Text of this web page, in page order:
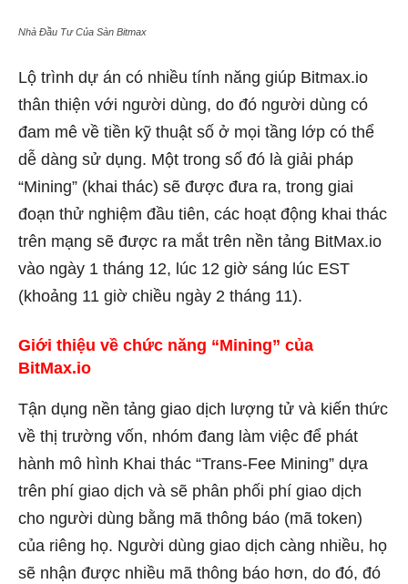
Nhà Đầu Tư Của Sàn Bitmax
Lộ trình dự án có nhiều tính năng giúp Bitmax.io
thân thiện với người dùng, do đó người dùng có
đam mê về tiền kỹ thuật số ở mọi tầng lớp có thể
dễ dàng sử dụng. Một trong số đó là giải pháp
“Mining” (khai thác) sẽ được đưa ra, trong giai
đoạn thử nghiệm đầu tiên, các hoạt động khai thác
trên mạng sẽ được ra mắt trên nền tảng BitMax.io
vào ngày 1 tháng 12, lúc 12 giờ sáng lúc EST
(khoảng 11 giờ chiều ngày 2 tháng 11).
Giới thiệu về chức năng “Mining” của
BitMax.io
Tận dụng nền tảng giao dịch lượng tử và kiến thức
về thị trường vốn, nhóm đang làm việc để phát
hành mô hình Khai thác “Trans-Fee Mining” dựa
trên phí giao dịch và sẽ phân phối phí giao dịch
cho người dùng bằng mã thông báo (mã token)
của riêng họ. Người dùng giao dịch càng nhiều, họ
sẽ nhận được nhiều mã thông báo hơn, do đó, đó